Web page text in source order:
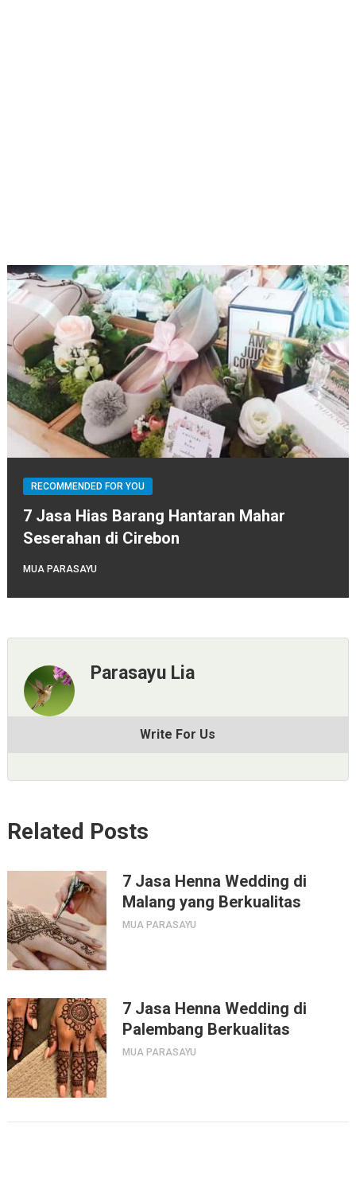
RECOMMENDED FOR YOU
7 Jasa Hias Barang Hantaran Mahar
Seserahan di Cirebon
MUA PARASAYU
Parasayu Lia
Write For Us
Related Posts
7 Jasa Henna Wedding di
Malang yang Berkualitas
MUA PARASAYU
7 Jasa Henna Wedding di
Palembang Berkualitas
MUA PARASAYU